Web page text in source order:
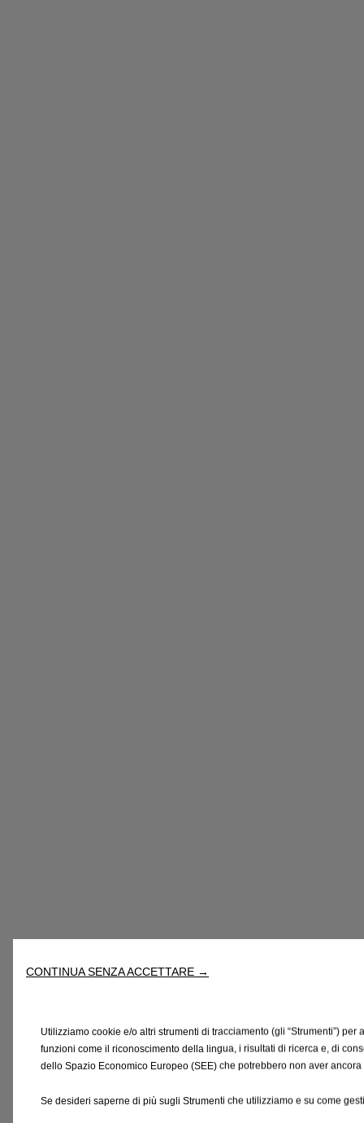
CONTINUA SENZA ACCETTARE →
Utilizziamo cookie e/o altri strumenti di tracciamento (gli “Strumenti”)
funzioni come il riconoscimento della lingua, i risultati di ricerca e, di
dello Spazio Economico Europeo (SEE) che potrebbero non aver
Se desideri saperne di più sugli Strumenti che utilizziamo e su come